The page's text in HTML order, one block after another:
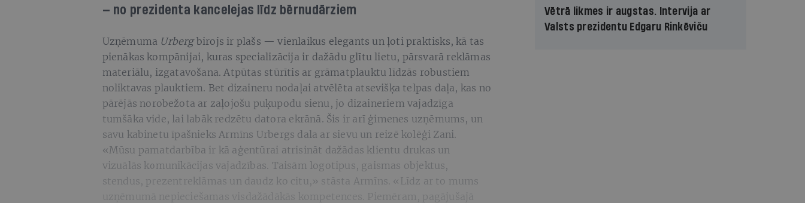
— no prezidenta kancelejas līdz bērnudārziem
Uzņēmuma Urbergbirojs ir plašs — vienlaikus elegants un ļoti praktisks, kā tas
pienākas kompānijai, kuras specializācija ir dažādu glītu lietu, pārsvarā reklāmas
materiālu, izgatavošana. Atpūtas stūrītis ar grāmatplauktu līdzās robustiem
noliktavas plauktiem. Bet dizaineru nodaļai atvēlēta atsevišķa telpas daļa, kas no
pārējās norobežota ar zaļojošu puķupodu sienu, jo dizaineriem vajadzīga
tumšāka vide, lai labāk redzētu datora ekrānā. Šis ir arī ģimenes uzņēmums, un
savu kabinetu īpašnieks Armīns Urbergs dala ar sievu un reizē kolēģi Zani.
«Mūsu pamatdarbība ir kā aģentūrai atrisināt dažādas klientu drukas un
vizuālās komunikācijas vajadzības. Taisām logotipus, gaismas objektus,
stendus, prezentreklāmas un daudz ko citu,» stāsta Armīns. «Līdz ar to mums
uzņēmumā nepieciešamas visdažādākās kompetences. Piemēram, pagājušajā
Vētrā likmes ir augstas. Intervija ar
Valsts prezidentu Edgaru Rinkēviču